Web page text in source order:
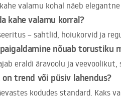
valamu kohal näeb
kahe valamu korral?
– sahtlid, hoiukorvid ja
paigaldamine nõuab torustiku
eraldi äravoolu ja
on trend või püsiv lahendus?
kodudes standard. Kaks